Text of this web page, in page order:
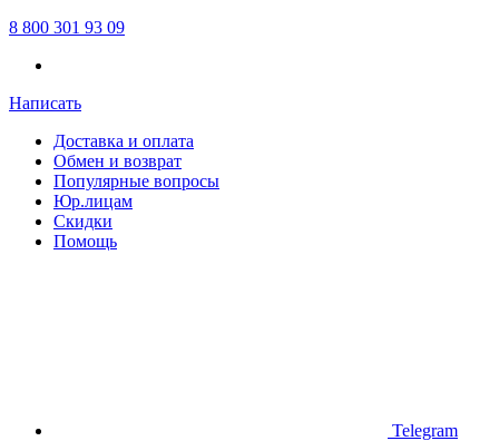
8 800 301 93 09
Написать
Доставка и оплата
Обмен и возврат
Популярные вопросы
Юр.лицам
Скидки
Помощь
Telegram